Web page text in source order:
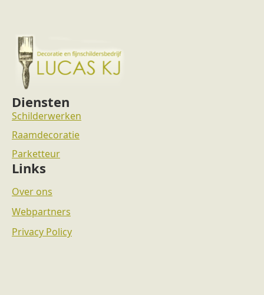
Diensten
Schilderwerken
Raamdecoratie
Parketteur
Links
Over ons
Webpartners
Privacy Policy